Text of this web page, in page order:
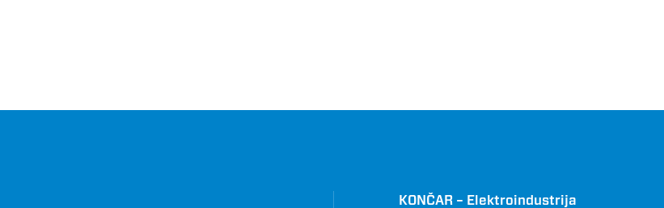
KONČAR – Elektroindustrija